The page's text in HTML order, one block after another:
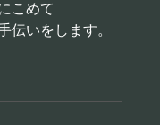
こめて
伝いをします。